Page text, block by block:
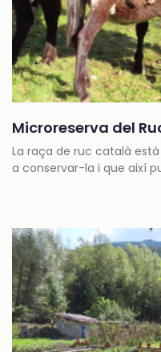
Microreserva del
La raça de ruc català
a conservar-la i que així